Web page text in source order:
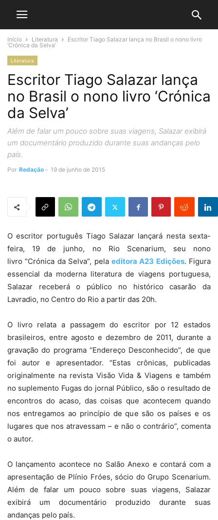
Início Literatura
Escritor Tiago Salazar lança no Brasil o nono livro
‘Crónica da Selva’
Literatura
Escritor Tiago Salazar lança
no Brasil o nono livro ‘Crónica
da Selva’
Além de falar um pouco sobre suas viagens, Salazar exibirá
um documentário produzido durante suas andanças pelo
país.
Por Redação - 19 de junho de 2015
O escritor português Tiago Salazar lançará nesta sexta-
feira, 19 de junho, no Rio Scenarium, seu nono
livro “Crónica da Selva”, pela editora A23 Edições. Figura
essencial da moderna literatura de viagens portuguesa,
Salazar receberá o público no histórico casarão da
Lavradio, no Centro do Rio a partir das 20h.
O livro relata a passagem do escritor por 12 estados
brasileiros, entre agosto e dezembro de 2011, durante a
gravação do programa “Endereço Desconhecido”, de que
foi autor e apresentador. “Estas crônicas, publicadas
originalmente na revista Visão Vida & Viagens e também
no suplemento Fugas do jornal Público, são o resultado de
encontros do acaso, das coisas que acontecem quando
nos entregamos ao princípio de que são os países e os
lugares que nos atravessam – e não o contrário”, comenta
o autor.
O lançamento acontece no Salão Anexo e contará com a
apresentação de Plínio Fróes, sócio do Grupo Scenarium.
Além de falar um pouco sobre suas viagens, Salazar
exibirá um documentário produzido durante suas
andanças pelo país.